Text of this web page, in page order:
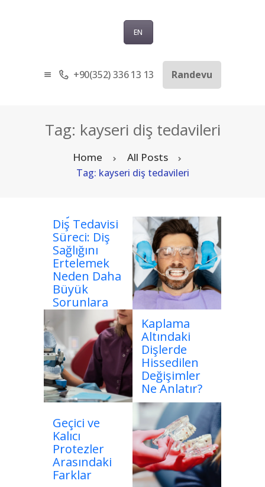
EN
+90(352) 336 13 13 Randevu
Tag: kayseri diş tedavileri
Home All Posts
Tag: kayseri diş tedavileri
SAĞLIK TURIZMI
TEDAVILER
BLOG
SORU-CEVAP
Diş Tedavisi
Süreci: Diş
Sağlığını
Ertelemek
Neden Daha
Büyük
Sorunlara
Yol Açar?
Kaplama
Altındaki
Dişlerde
Hissedilen
Değişimler
Ne Anlatır?
Geçici ve
Kalıcı
Protezler
Arasındaki
Farklar